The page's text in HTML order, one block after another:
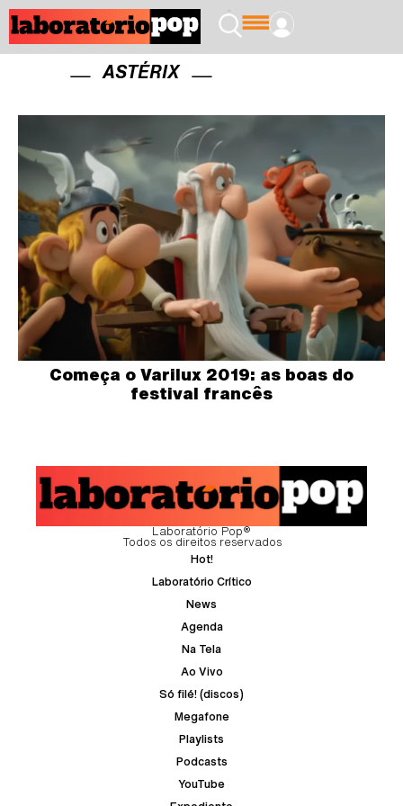
ASTÉRIX
Começa o Varilux 2019: as boas do
festival francês
Laboratório Pop®
Todos os direitos reservados
Hot!
Laboratório Crítico
News
Agenda
Na Tela
Ao Vivo
Só filé! (discos)
Megafone
Playlists
Podcasts
YouTube